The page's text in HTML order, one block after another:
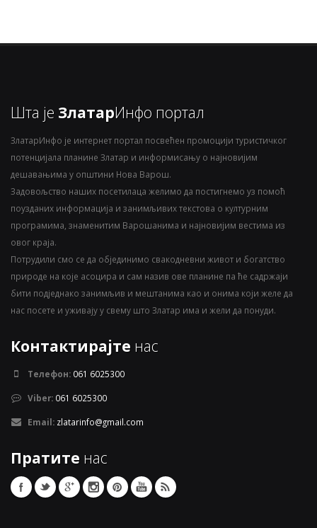
Шта је ЗлатарИнфо портал
ЗлатарИнфо је интернет портал посвећен промоцији туристичког
потенцијала планине Златар и информисању о најновијим
дешавањима у општини Нова Варош.
Задовољство наших посетилаца желимо да постигнемо уз помоћ
поузданих информација и занимљивих текстова о културним
програмима, знаменитим Варошанима и најновијим вестима из
овог краја.
Потрудили смо се да објединимо свакодневни живот и богатство
природе на које асоцира и сам назив ове планине па ће садржаји
бити подједнако занимљив и мештанима као и онима који желе да
нас посете и уживају у свему што Златар има и жели да понуди.
Контактирајте нас
Телефон: 061 6025300
Viber: 061 6025300
Email: zlatarinfo@gmail.com
Пратите нас